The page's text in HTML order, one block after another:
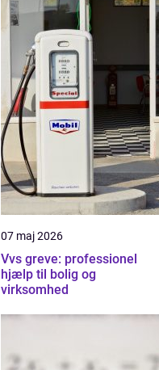
07 maj 2026
Vvs greve: professionel
hjælp til bolig og
virksomhed